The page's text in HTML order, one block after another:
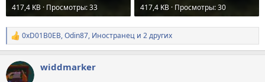
417,4 KB · Просмотры: 33
417,4 KB · Просмотры: 30
Р
е
к
ц
0xD01B0EB,Odin87, Иностранец и 2 других
widdmarker